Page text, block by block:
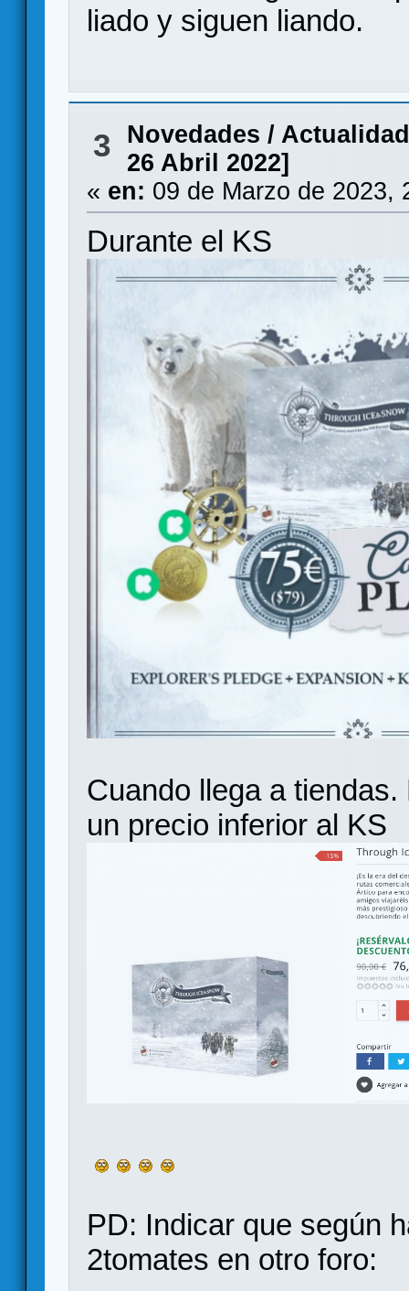
liado y siguen liando.
3
Novedades / Actualidad
26 Abril 2022]
« en: 09 de Marzo de 2023,
Durante el KS
Cuando llega a
un precio inferior al KS
PD: Indicar que según
2tomates en otro foro: